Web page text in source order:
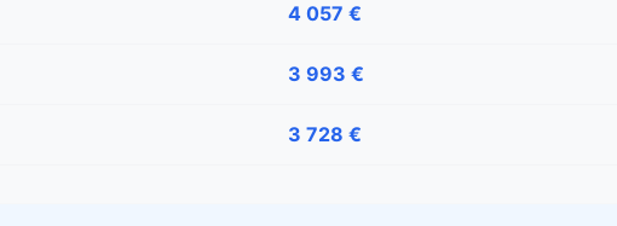
4 057 €
3 993 €
3 728 €